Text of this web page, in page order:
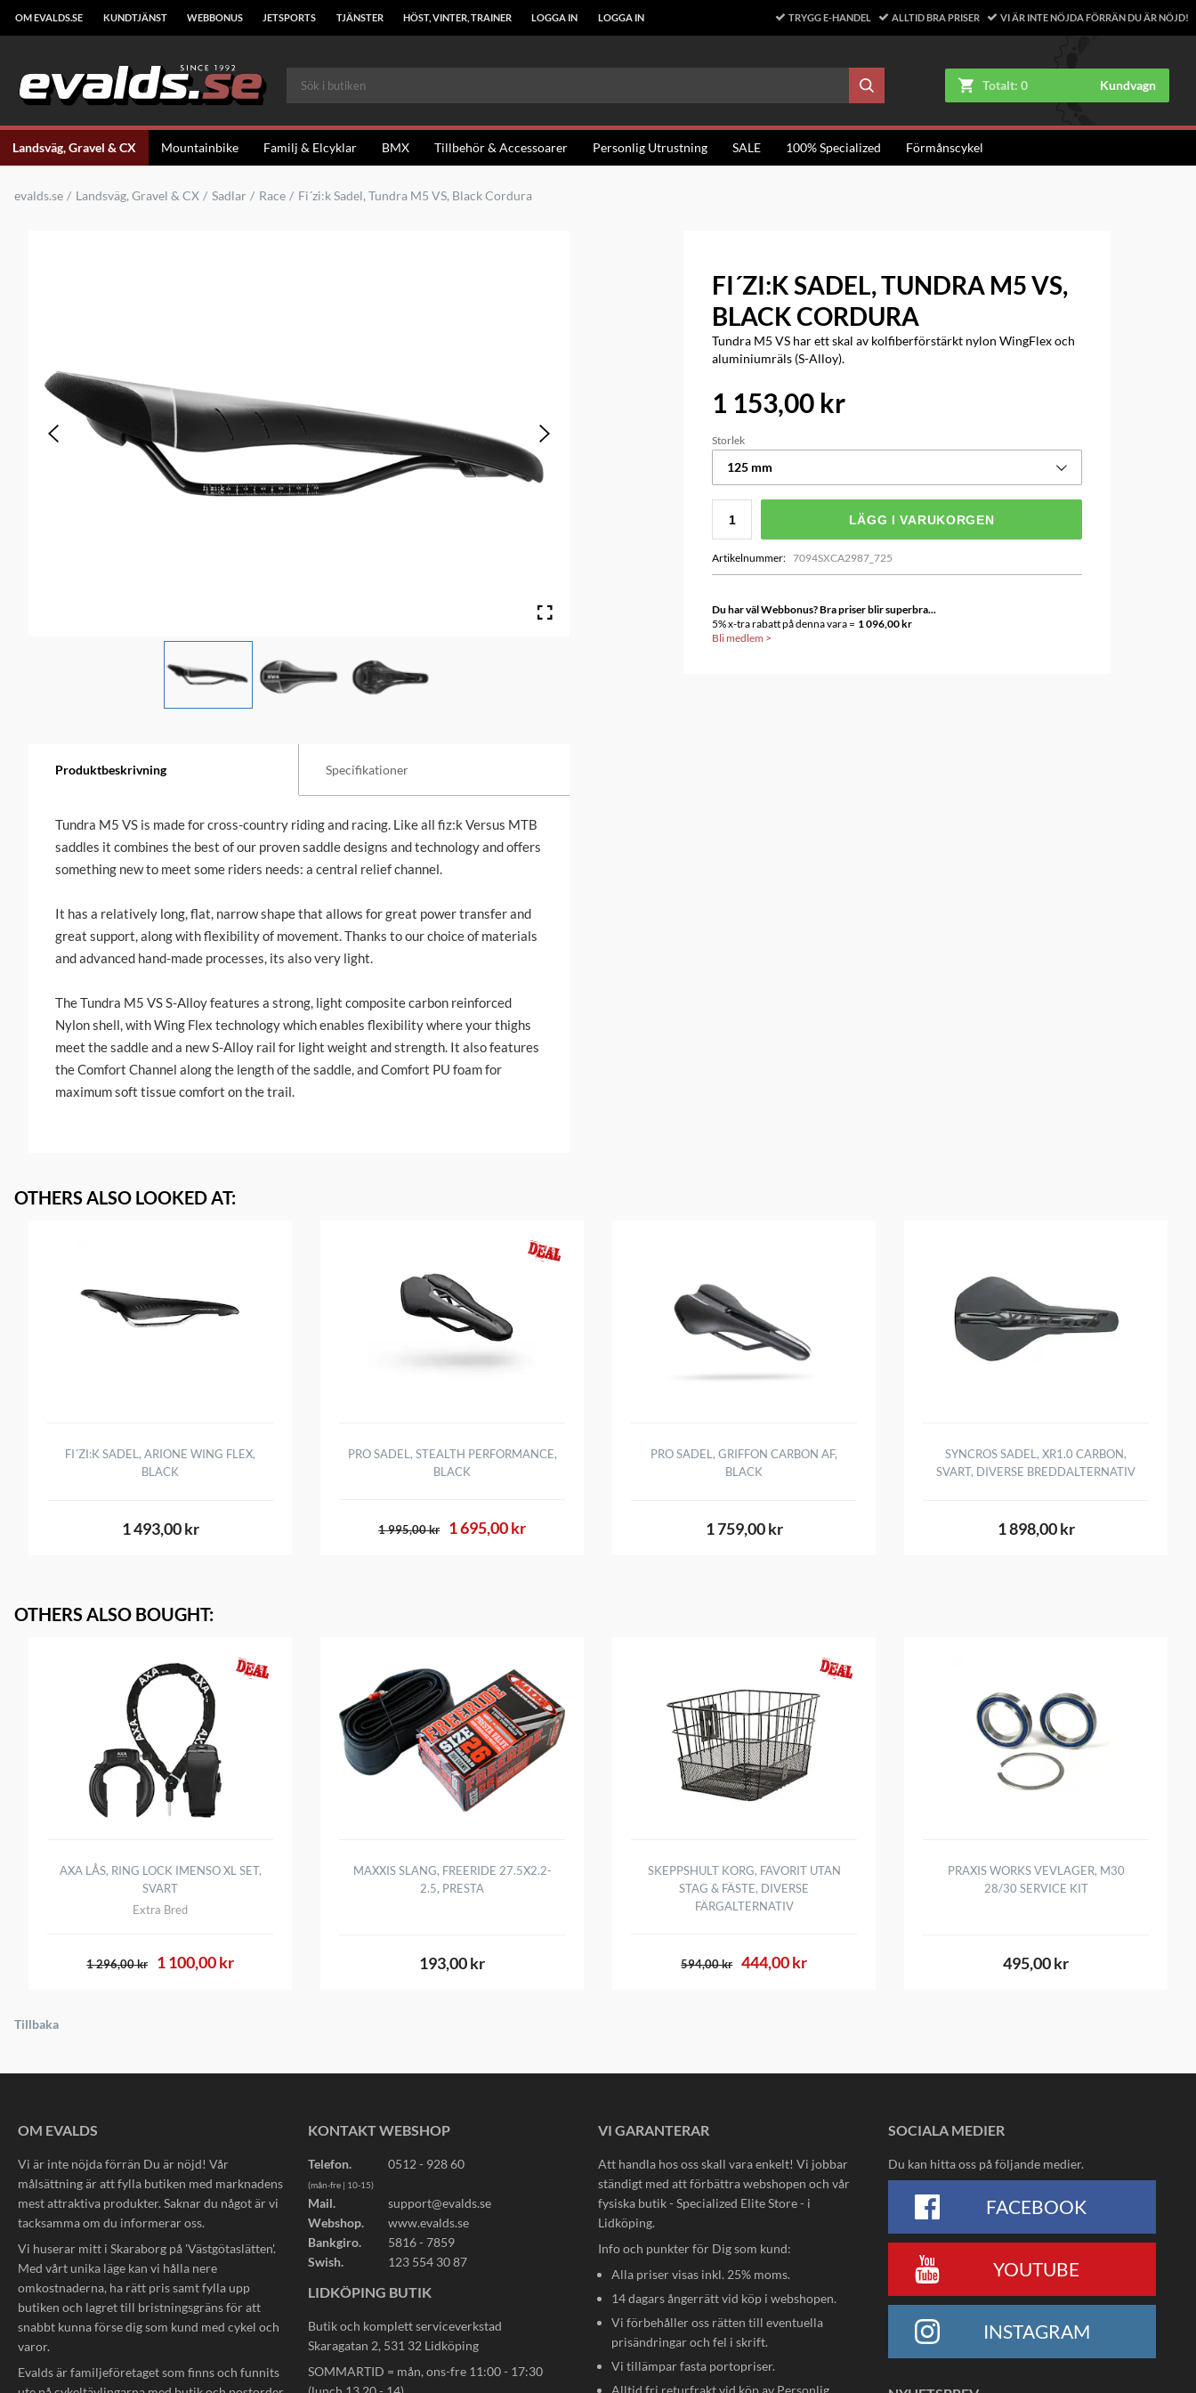
OM EVALDS.SE KUNDTJÄNST WEBBONUS JETSPORTS TJÄNSTER HÖST, VINTER, TRAINER LOGGA IN LOGGA IN TRYGG E-HANDEL ALLTID BRA PRISER VI ÄR INTE NÖJDA FÖRRÄN DU ÄR NÖJD!
Totalt: 0 Kundvagn
Landsväg, Gravel & CX Mountainbike Familj & Elcyklar BMX Tillbehör & Accessoarer Personlig Utrustning SALE 100% Specialized Förmånscykel
evalds.se Landsväg, Gravel & CX Sadlar Race Fi´zi:k Sadel, Tundra M5 VS, Black Cordura
Produktbeskrivning Specifikationer
Tundra M5 VS is made for cross-country riding and racing. Like all fiz:k Versus MTB
saddles it combines the best of our proven saddle designs and technology and offers
something new to meet some riders needs: a central relief channel.
It has a relatively long, flat, narrow shape that allows for great power transfer and
great support, along with flexibility of movement. Thanks to our choice of materials
and advanced hand-made processes, its also very light.
The Tundra M5 VS S-Alloy features a strong, light composite carbon reinforced
Nylon shell, with Wing Flex technology which enables flexibility where your thighs
meet the saddle and a new S-Alloy rail for light weight and strength. It also features
the Comfort Channel along the length of the saddle, and Comfort PU foam for
maximum soft tissue comfort on the trail.
FI´ZI:K SADEL, TUNDRA M5 VS,
BLACK CORDURA
Tundra M5 VS har ett skal av kolfiberförstärkt nylon WingFlex och
aluminiumräls (S-Alloy).
1 153,00 kr
Storlek
125 mm
LÄGG I VARUKORGEN
Artikelnummer: 7094SXCA2987_725
Du har väl Webbonus? Bra priser blir superbra...
5% x-tra rabatt på denna vara = 1 096,00 kr
Bli medlem >
OTHERS ALSO LOOKED AT:
FI´ZI:K SADEL, ARIONE WING FLEX,
BLACK
1 493,00 kr
PRO SADEL, STEALTH PERFORMANCE,
BLACK
1 695,00 kr
1 995,00 kr
PRO SADEL, GRIFFON CARBON AF,
BLACK
1 759,00 kr
SYNCROS SADEL, XR1.0 CARBON,
SVART, DIVERSE BREDDALTERNATIV
1 898,00 kr
OTHERS ALSO BOUGHT:
AXA LÅS, RING LOCK IMENSO XL SET,
SVART
Extra Bred
1 100,00 kr
1 296,00 kr
MAXXIS SLANG, FREERIDE 27.5X2.2-
2.5, PRESTA
193,00 kr
SKEPPSHULT KORG, FAVORIT UTAN
STAG & FÄSTE, DIVERSE
FÄRGALTERNATIV
444,00 kr
594,00 kr
PRAXIS WORKS VEVLAGER, M30
28/30 SERVICE KIT
495,00 kr
Tillbaka
OM EVALDS
Vi är inte nöjda förrän Du är nöjd! Vår
målsättning är att fylla butiken med marknadens
mest attraktiva produkter. Saknar du något är vi
tacksamma om du informerar oss.
Vi huserar mitt i Skaraborg på 'Västgötaslätten'.
Med vårt unika läge kan vi hålla nere
omkostnaderna, ha rätt pris samt fylla upp
butiken och lagret till bristningsgräns för att
snabbt kunna förse dig som kund med cykel och
varor.
Evalds är familjeföretaget som finns och funnits
KONTAKT WEBSHOP
Telefon. 0512 - 928 60
(mån-fre | 10-15)
Mail.
support@evalds.se
Webshop.
www.evalds.se
Bankgiro.
5816 - 7859
Swish.
123 554 30 87
LIDKÖPING BUTIK
Butik och komplett serviceverkstad
Skaragatan 2, 531 32 Lidköping
SOMMARTID = mån, ons-fre 11:00 - 17:30
VI GARANTERAR
Att handla hos oss skall vara enkelt! Vi jobbar
ständigt med att förbättra webshopen och vår
fysiska butik - Specialized Elite Store - i
Lidköping.
Info och punkter för Dig som kund:
Alla priser visas inkl. 25% moms.
14 dagars ångerrätt vid köp i webshopen.
Vi förbehåller oss rätten till eventuella
prisändringar och fel i skrift.
Vi tillämpar fasta portopriser.
SOCIALA MEDIER
Du kan hitta oss på följande medier.
FACEBOOK
YOUTUBE
INSTAGRAM